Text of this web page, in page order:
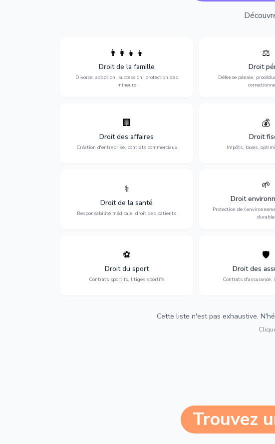
👨‍👩‍👧‍👦
Droit de la famille
Divorce, adoption, succession, protection des
mineurs
succession et protection des personnes
vulnérables.
⚖️
Droit
Défense pénale,
Expertise en
l'assistance en
procès, pour toute
ou
🏢
Droit des affaires
Création d'entreprise, contrats commerciaux
Accompagnement complet pour votre
entreprise : création, contrats
commerciaux, concurrence et litiges.
💰
Droit
Impôts, taxes,
Optimisation de votre
déclarations,
fiscaux et
⚕️
Droit de la santé
Responsabilité médicale, droit des patients
Défense de vos droits médicaux : erreurs
médicales, responsabilité des praticiens
et indemnisation.
🌱
Droit
Protection de
durable
⚽
Droit du sport
Contrats sportifs, litiges sportifs
Expertise en droit sportif : contrats de
sportifs, transferts, sponsoring et
contentieux.
🛡️
Droit des
Contrats d'assurance,
Défense de vos
d'assurance, sinistres
Cette liste n'est pas exhaustive.
Trouvez